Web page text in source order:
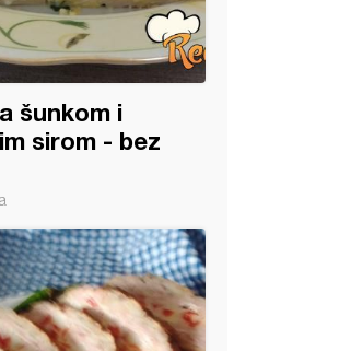
šunkom i
sirom - bez